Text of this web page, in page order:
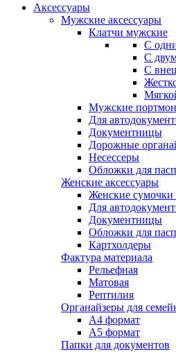
Аксессуары
Мужские аксессуары
Клатчи мужские
С
С
С
Мужские
Для
Документницы
Дорожные
Несессеры
Обложки для
Женские аксессуары
Женские сумочки
Для
Документницы
Обложки для
Картхолдеры
Фактура материала
Рельефная
Матовая
Рептилия
Органайзеры для
А4 формат
А5 формат
Папки для документов